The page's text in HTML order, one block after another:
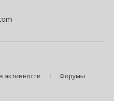
активности
Форумы